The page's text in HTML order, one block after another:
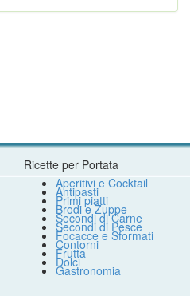
Ricette per Portata
Aperitivi e Cocktail
Antipasti
Primi piatti
Brodi e Zuppe
Secondi di Carne
Secondi di Pesce
Focacce e Sformati
Contorni
Frutta
Dolci
Gastronomia